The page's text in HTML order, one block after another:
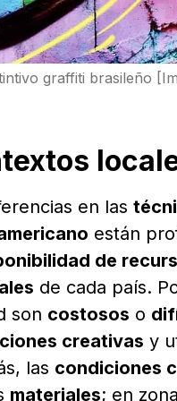
graffiti brasileño
en las
están
de
de cada país.
son costosos o
creativas y
las condiciones
materiales; en